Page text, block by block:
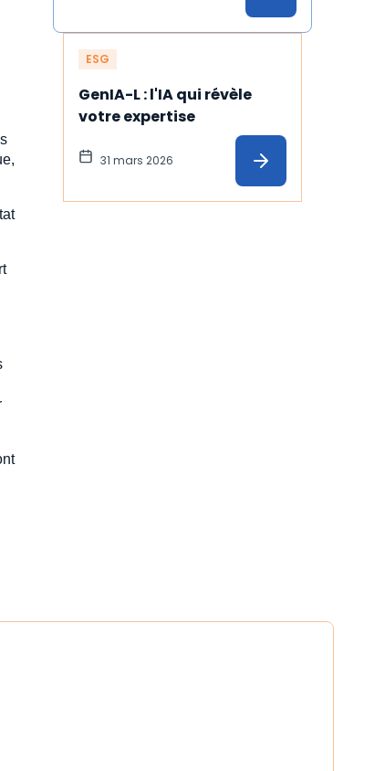
ESG
GenIA-L : l'IA qui révèle
votre expertise
31 mars 2026